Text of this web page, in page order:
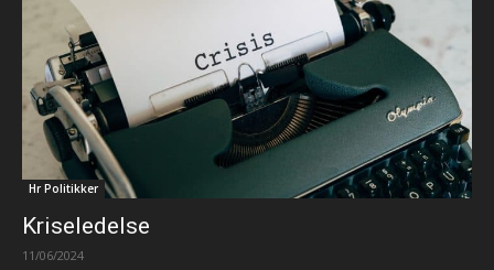
Hr Politikker
Kriseledelse
11/06/2024